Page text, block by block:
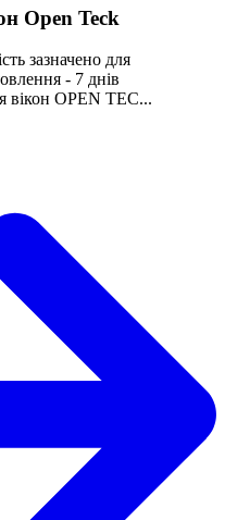
Open Teck
зазначено для
- 7 днів
вікон OPEN TEC...